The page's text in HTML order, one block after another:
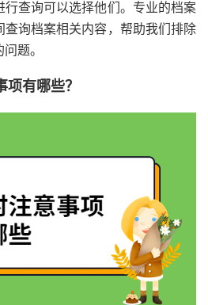
行查询可以选择他们。专业的档案
查询档案相关内容，帮助我们排除
题。
有哪些？